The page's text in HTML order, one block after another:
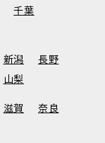
千葉
新潟
長野
山梨
滋賀
奈良